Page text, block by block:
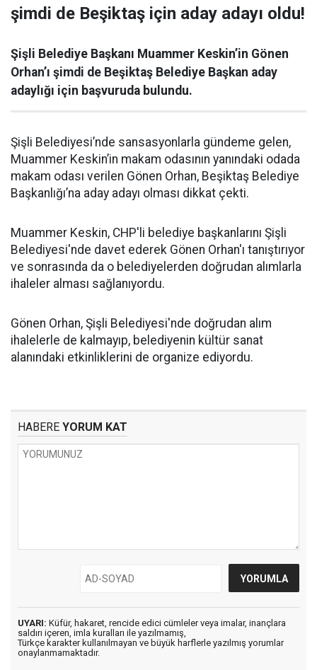
şimdi de Beşiktaş için aday adayı oldu!
Şişli Belediye Başkanı Muammer Keskin’in Gönen
Orhan’ı şimdi de Beşiktaş Belediye Başkan aday
adaylığı için başvuruda bulundu.
Şişli Belediyesi’nde sansasyonlarla gündeme gelen,
Muammer Keskin’in makam odasının yanındaki odada
makam odası verilen Gönen Orhan, Beşiktaş Belediye
Başkanlığı’na aday adayı olması dikkat çekti.
Muammer Keskin, CHP'li belediye başkanlarını Şişli
Belediyesi'nde davet ederek Gönen Orhan'ı tanıştırıyor
ve sonrasında da o belediyelerden doğrudan alımlarla
ihaleler alması sağlanıyordu.
Gönen Orhan, Şişli Belediyesi'nde doğrudan alım
ihalelerle de kalmayıp, belediyenin kültür sanat
alanındaki etkinliklerini de organize ediyordu.
HABERE YORUM KAT
UYARI: Küfür, hakaret, rencide edici cümleler veya imalar, inançlara
saldırı içeren, imla kuralları ile yazılmamış,
Türkçe karakter kullanılmayan ve büyük harflerle yazılmış yorumlar
onaylanmamaktadır.